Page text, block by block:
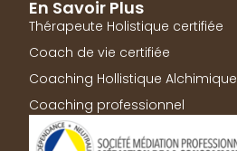
En Savoir Plus
Thérapeute Holistique certifiée
Coach de vie certifiée
Coaching Hollistique Alchimique
Coaching professionnel